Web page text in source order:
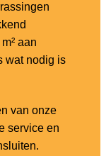
aan
wat nodig is
van onze
service en